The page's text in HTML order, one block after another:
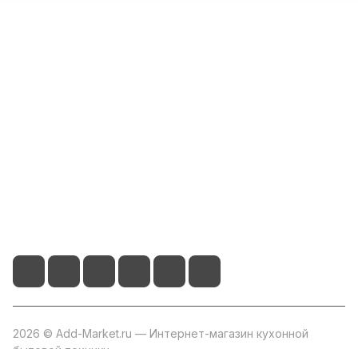
2026 © Add-Market.ru — Интернет-магазин кухонной